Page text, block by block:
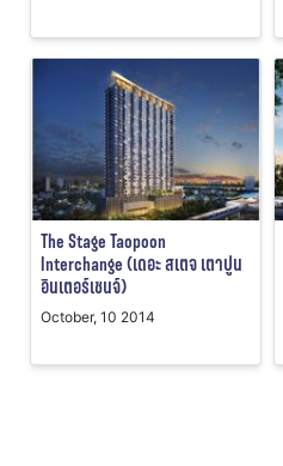
The Stage Taopoon
Interchange (เดอะ สเตจ เตาปูน
อินเตอร์เชนจ์)
October, 10 2014